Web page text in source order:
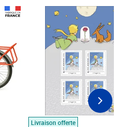
Livraison offerte
Prix 7,50€